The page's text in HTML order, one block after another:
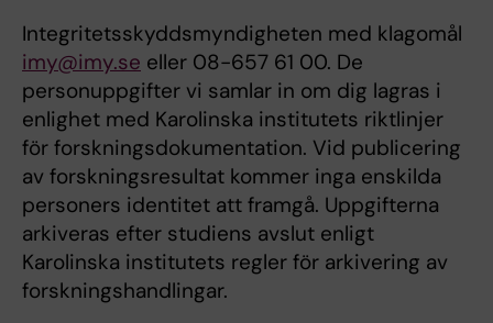
Integritetsskyddsmyndigheten med klagomål
imy@imy.se eller 08-657 61 00. De
personuppgifter vi samlar in om dig lagras i
enlighet med Karolinska institutets riktlinjer
för forskningsdokumentation. Vid publicering
av forskningsresultat kommer inga enskilda
personers identitet att framgå. Uppgifterna
arkiveras efter studiens avslut enligt
Karolinska institutets regler för arkivering av
forskningshandlingar.